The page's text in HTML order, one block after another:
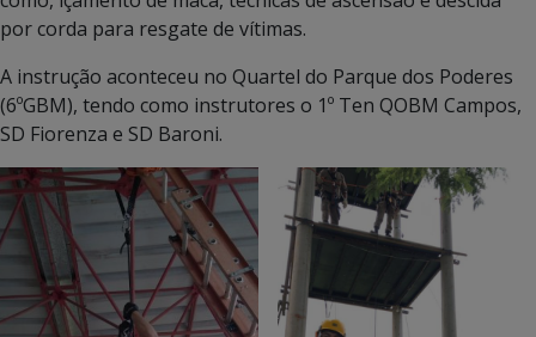
por corda para resgate de vítimas.
A instrução aconteceu no Quartel do Parque dos Poderes
(6ºGBM), tendo como instrutores o 1º Ten QOBM Campos,
SD Fiorenza e SD Baroni.